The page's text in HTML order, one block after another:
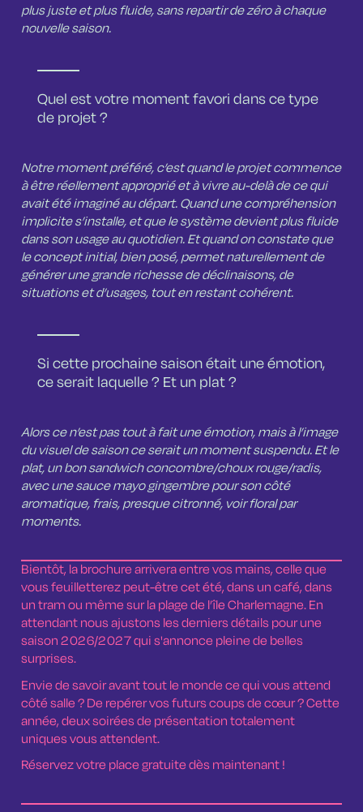
plus juste et plus fluide, sans repartir de zéro à chaque
nouvelle saison.
Quel est votre moment favori dans ce type
de projet ?
Notre moment préféré, c’est quand le projet commence
à être réellement approprié et à vivre au-delà de ce qui
avait été imaginé au départ. Quand une compréhension
implicite s’installe, et que le système devient plus fluide
dans son usage au quotidien. Et quand on constate que
le concept initial, bien posé, permet naturellement de
générer une grande richesse de déclinaisons, de
situations et d’usages, tout en restant cohérent.
Si cette prochaine saison était une émotion,
ce serait laquelle ? Et un plat ?
Alors ce n’est pas tout à fait une émotion, mais à l’image
du visuel de saison ce serait un moment suspendu. Et le
plat, un bon sandwich concombre/choux rouge/radis,
avec une sauce mayo gingembre pour son côté
aromatique, frais, presque citronné, voir floral par
moments.
Bientôt, la brochure arrivera entre vos mains, celle que
vous feuilletterez peut-être cet été, dans un café, dans
un tram ou même sur la plage de l’île Charlemagne. En
attendant nous ajustons les derniers détails pour une
saison 2026/2027 qui s'annonce pleine de belles
surprises.
Envie de savoir avant tout le monde ce qui vous attend
côté salle ? De repérer vos futurs coups de cœur ? Cette
année, deux soirées de présentation totalement
uniques vous attendent.
Réservez votre place gratuite dès maintenant !